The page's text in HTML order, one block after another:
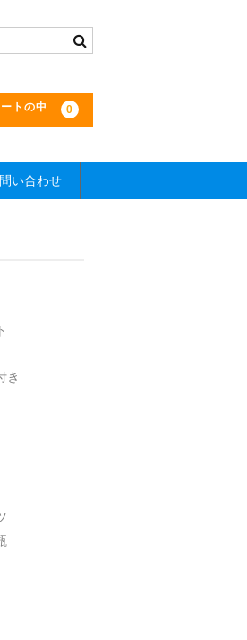
トの中 0
い合わせ
き